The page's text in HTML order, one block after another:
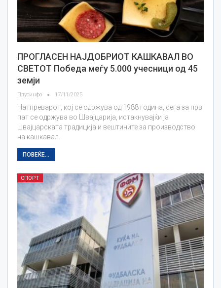
ПРОГЛАСЕН НАЈДОБРИОТ КАШКАВАЛ ВО
СВЕТОТ Победа меѓу 5.000 учесници од 45
земји
Плусинфо 17/11/2025
Натпреварот, кој се одржува од 1988 година, сега за прв
пат се одржува во Швајцарија, истакнувајќи ја
швајцарската традиција и вештините за производство
на кашкавал.
ПОВЕЌЕ...
СПОРТ